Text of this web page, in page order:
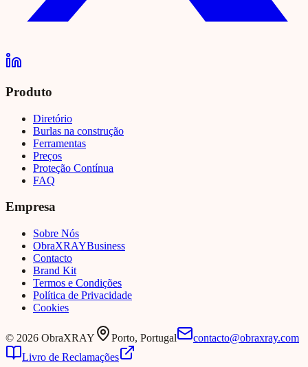
Produto
Diretório
Burlas na construção
Ferramentas
Preços
Proteção Contínua
FAQ
Empresa
Sobre Nós
ObraXRAYBusiness
Contacto
Brand Kit
Termos e Condições
Política de Privacidade
Cookies
© 2026 ObraXRAY Porto, Portugal
contacto@obraxray.com
Livro de Reclamações